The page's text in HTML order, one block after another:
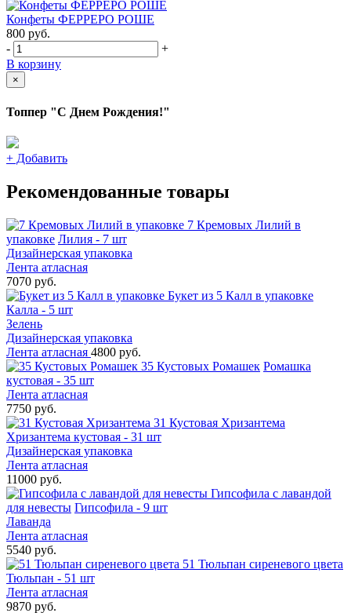
Конфеты ФЕРРЕРО РОШЕ
800 руб.
-
+
В корзину
×
Топпер "С Днем Рождения!"
+ Добавить
Рекомендованные товары
7 Кремовых Лилий в
упаковке Лилия - 7 шт
Дизайнерская упаковка
Лента атласная
7070 руб.
Букет из 5 Калл в упаковке
Калла - 5 шт
Зелень
Дизайнерская упаковка
Лента атласная 4800 руб.
35 Кустовых Ромашек Ромашка
кустовая - 35 шт
Лента атласная
7750 руб.
31 Кустовая Хризантема
Хризантема кустовая - 31 шт
Дизайнерская упаковка
Лента атласная
11000 руб.
Гипсофила с лавандой
для невесты Гипсофила - 9 шт
Лаванда
Лента атласная
5540 руб.
51 Тюльпан сиреневого цвета
Тюльпан - 51 шт
Лента атласная
9870 руб.